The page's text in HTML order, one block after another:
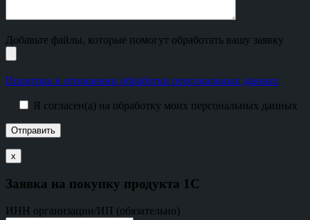
Добавьте файлы, которые помогут обработать вашу заявку
Политика в отношении обработки персональных данных
Я согласен(а) на обработку моих персональных данных
х
Заявка на покупку продукта 1С
ИНН организации/ИП (обязательно)